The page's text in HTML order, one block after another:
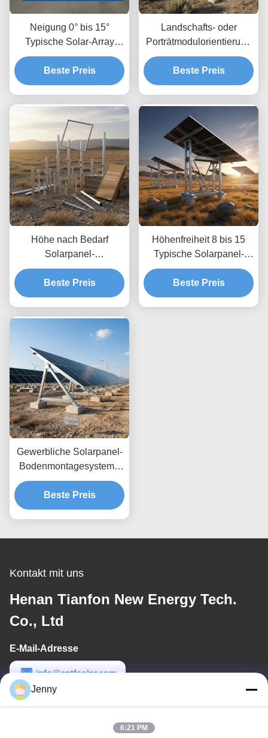
Neigung 0° bis 15°
Typische Solar-Array
Bodenmontage-Kits
Einfache schnelle
Installation
Material
Beste Preis
Landschafts- oder
Porträtmodulorientierung
Solaranlagen mit
Bodenfreiheit bis 1,2 m
und Höhenfreiheit von 8
Beste Preis
Höhe nach Bedarf
Solarpanel-
Bodenmontagesysteme,
die unbegrenzte Tiefe
ermöglichen,
Bodenverankerung
Beste Preis
Höhenfreiheit 8 bis 15
Typische Solarpanel-
Bodenmontagesysteme
optimiert für Windlasten
bis zu 80 m pro Sekunde
Beste Preis
Gewerbliche Solarpanel-
Bodenmontagesysteme
Windlast bis 80 m/s
Entwickelt für maximale
Windbeständigkeit und
Beste Preis
Kontakt mit uns
Henan Tianfon New Energy Tech.
Co., Ltd
E-Mail-Adresse
info@cntfsolar.com
Arbeitszeit
Jenny
6:21 PM